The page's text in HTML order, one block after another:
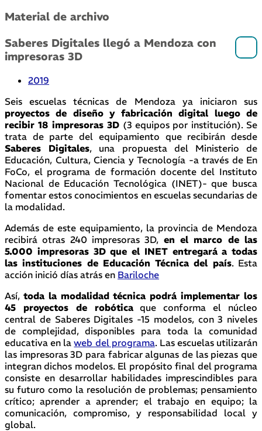
Material de archivo
Saberes Digitales llegó a Mendoza con
impresoras 3D
2019
Seis escuelas técnicas de Mendoza ya iniciaron sus
proyectos de diseño y fabricación digital luego de
recibir 18 impresoras 3D (3 equipos por institución). Se
trata de parte del equipamiento que recibirán desde
Saberes Digitales, una propuesta del Ministerio de
Educación, Cultura, Ciencia y Tecnología -a través de En
FoCo, el programa de formación docente del Instituto
Nacional de Educación Tecnológica (INET)- que busca
fomentar estos conocimientos en escuelas secundarias de
la modalidad.
Además de este equipamiento, la provincia de Mendoza
recibirá otras 240 impresoras 3D, en el marco de las
5.000 impresoras 3D que el INET entregará a todas
las instituciones de Educación Técnica del país. Esta
acción inició días atrás en Bariloche
Así, toda la modalidad técnica podrá implementar los
45 proyectos de robóticaque conforma el núcleo
central de Saberes Digitales -15 modelos, con 3 niveles
de complejidad, disponibles para toda la comunidad
educativa en laweb del programa. Las escuelas utilizarán
las impresoras 3D para fabricar algunas de las piezas que
integran dichos modelos. El propósito final del programa
consiste en desarrollar habilidades imprescindibles para
su futuro como la resolución de problemas; pensamiento
crítico; aprender a aprender; el trabajo en equipo; la
comunicación, compromiso, y responsabilidad local y
global.